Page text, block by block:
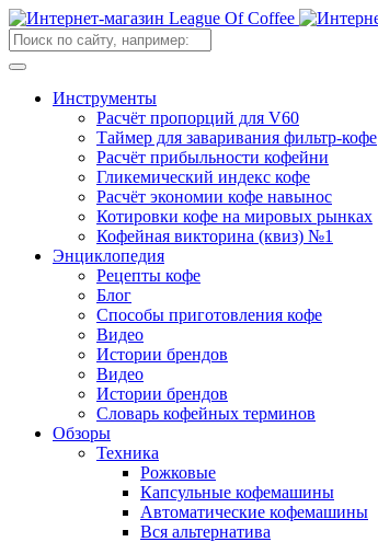
Инструменты
Расчёт пропорций для V60
Таймер для заваривания фильтр-кофе
Расчёт прибыльности кофейни
Гликемический индекс кофе
Расчёт экономии кофе навынос
Котировки кофе на мировых рынках
Кофейная викторина (квиз) №1
Энциклопедия
Рецепты кофе
Блог
Способы приготовления кофе
Видео
Истории брендов
Видео
Истории брендов
Словарь кофейных терминов
Обзоры
Техника
Рожковые
Капсульные кофемашины
Автоматические кофемашины
Вся альтернатива